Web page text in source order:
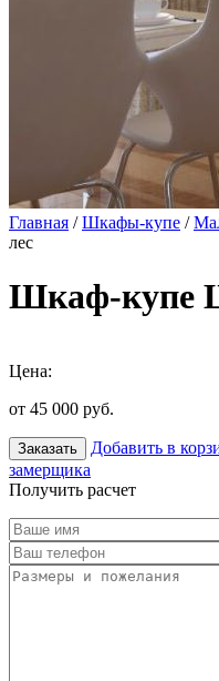
Главная /Шкафы-купе /
лес
Шкаф-купе
Цена:
от 45 000 руб.
Заказать Добавить в
замерщика
Получить расчет